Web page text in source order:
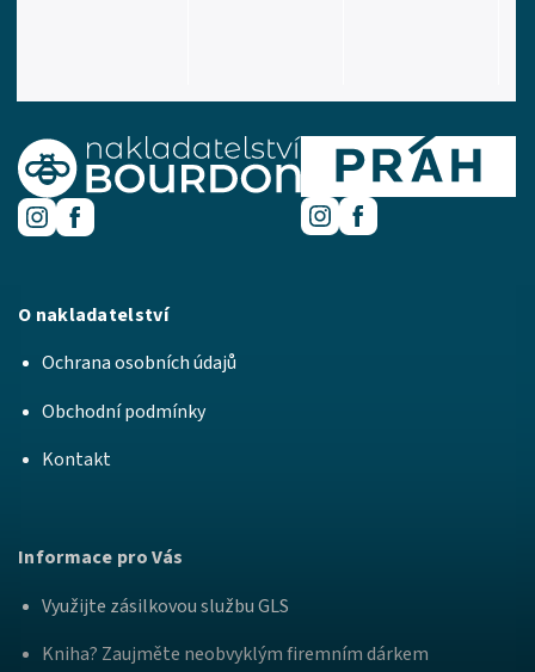
O nakladatelství
Ochrana osobních údajů
Obchodní podmínky
Kontakt
Informace pro Vás
Využijte zásilkovou službu GLS
Kniha? Zaujměte neobvyklým firemním dárkem